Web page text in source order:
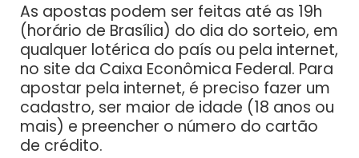
As apostas podem ser feitas até as 19h
(horário de Brasília) do dia do sorteio, em
qualquer lotérica do país ou pela internet,
no site da Caixa Econômica Federal. Para
apostar pela internet, é preciso fazer um
cadastro, ser maior de idade (18 anos ou
mais) e preencher o número do cartão
de crédito.